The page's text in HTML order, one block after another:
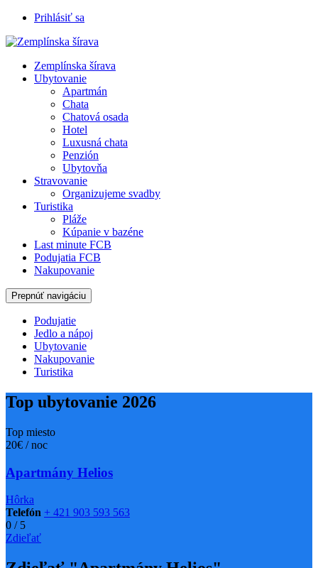
Prihlásiť sa
Zemplínska šírava
Ubytovanie
Apartmán
Chata
Chatová osada
Hotel
Luxusná chata
Penzión
Ubytovňa
Stravovanie
Organizujeme svadby
Turistika
Pláže
Kúpanie v bazéne
Last minute FCB
Podujatia FCB
Nakupovanie
Prepnúť navigáciu
Podujatie
Jedlo a nápoj
Ubytovanie
Nakupovanie
Turistika
Top ubytovanie 2026
Top miesto
20€ / noc
Apartmány Helios
Hôrka
Telefón + 421 903 593 563
0 /5
Zdieľať